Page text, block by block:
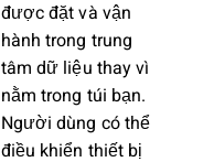
được đặt và vận
hành trong trung
tâm dữ liệu thay vì
nằm trong túi bạn.
Người dùng có thể
điều khiển thiết bị